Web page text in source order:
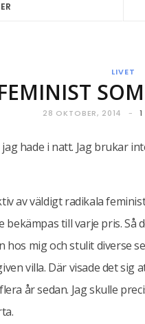
LIVET
28 OKTOBER, 2014
hade i natt. Jag brukar
av väldigt radikala
till varje pris. Så
mig och stulit diverse
villa. Där visade det
år sedan. Jag skulle